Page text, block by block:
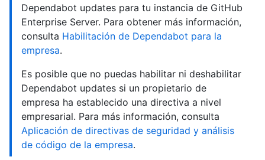
Dependabot updates para tu instancia de GitHub
Enterprise Server. Para obtener más información,
consulta Habilitación de Dependabot para la
empresa.
Es posible que no puedas habilitar ni deshabilitar
Dependabot updates si un propietario de
empresa ha establecido una directiva a nivel
empresarial. Para más información, consulta
Aplicación de directivas de seguridad y análisis
de código de la empresa.